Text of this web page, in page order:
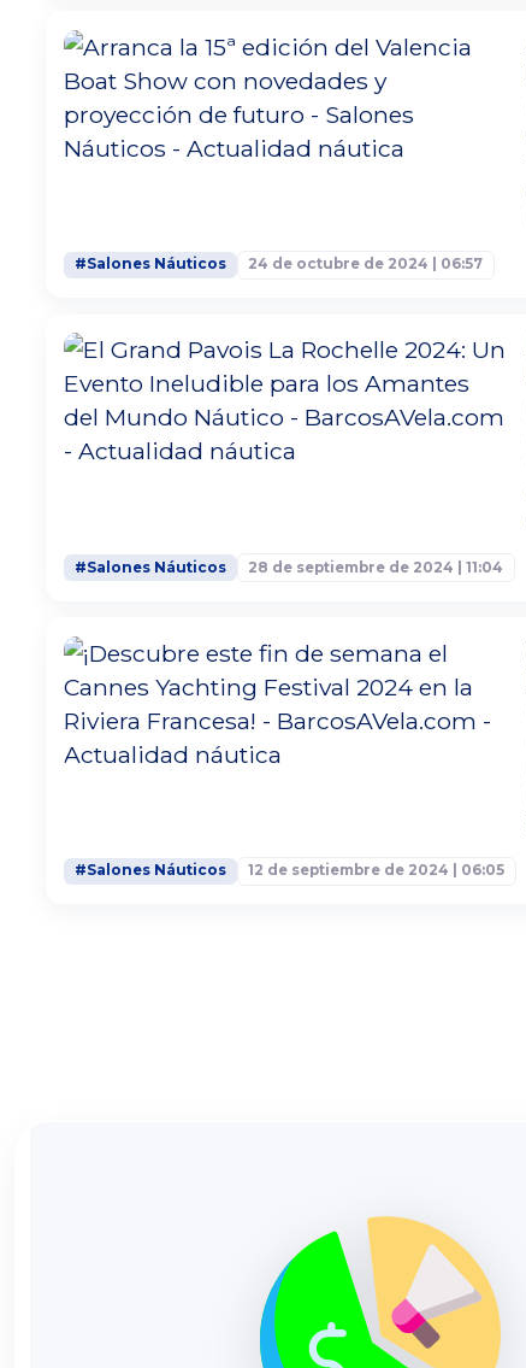
#Salones Náuticos 24 de octubre de 2024 | 06:57
#Salones Náuticos 28 de septiembre de 2024 | 11:04
#Salones Náuticos 12 de septiembre de 2024 | 06:05